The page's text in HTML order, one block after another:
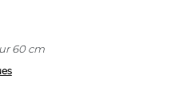
60 cm